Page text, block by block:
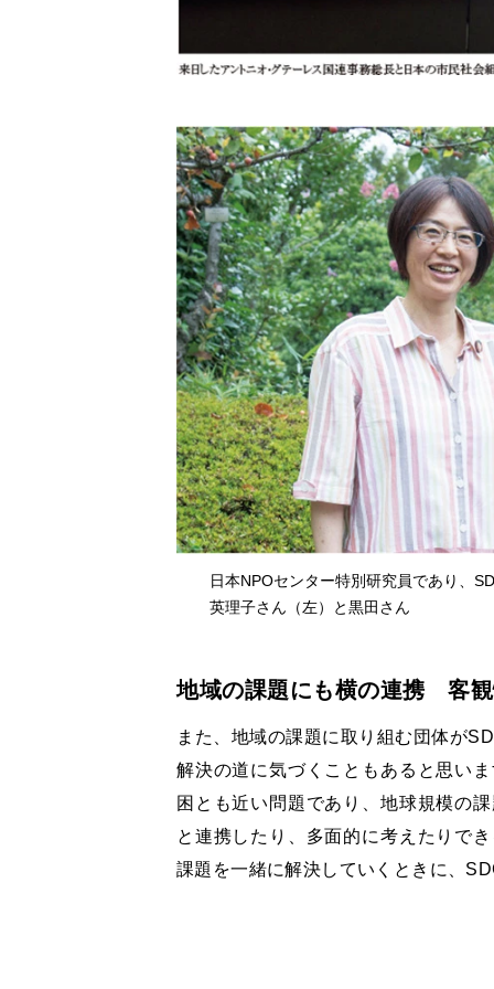
日本NPOセンター特別研究員であり、
英理子さん（左）と黒田さん
地域の課題にも横の連携 客
また、地域の課題に取り組む団体が
解決の道に気づくこともあると思い
困とも近い問題であり、地球規模の
と連携したり、多面的に考えたりで
課題を一緒に解決していくときに、